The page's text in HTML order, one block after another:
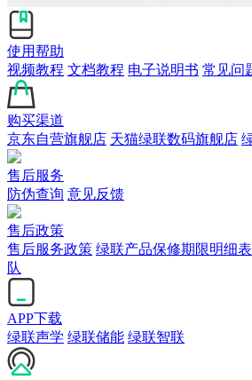
使用帮助
视频教程 文档教程 电子说明书 常见问
购买渠道
京东自营旗舰店 天猫绿联数码旗舰店
售后服务
防伪查询 意见反馈
售后政策
售后服务政策 绿联产品保修期限明细表
队
APP下载
绿联声学 绿联储能 绿联智联